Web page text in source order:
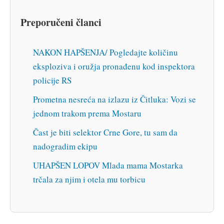
Preporučeni članci
NAKON HAPŠENJA/ Pogledajte količinu
eksploziva i oružja pronađenu kod inspektora
policije RS
Prometna nesreća na izlazu iz Čitluka: Vozi se
jednom trakom prema Mostaru
Čast je biti selektor Crne Gore, tu sam da
nadogradim ekipu
UHAPŠEN LOPOV Mlada mama Mostarka
trčala za njim i otela mu torbicu